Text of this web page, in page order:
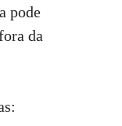
pode
da